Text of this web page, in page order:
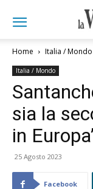
Home Italia / Mondo
Italia / Mondo
sia la
in
25 Agosto 2023
Facebook